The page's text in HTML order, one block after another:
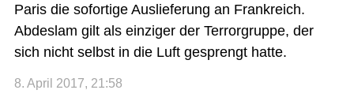
Paris die sofortige Auslieferung an Frankreich.
Abdeslam gilt als einziger der Terrorgruppe, der
sich nicht selbst in die Luft gesprengt hatte.
8. April 2017, 21:58